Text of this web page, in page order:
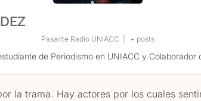
Pasante Radio UNIACC + posts
de Periodismo en UNIACC y Colaborador
la trama. Hay actores por los cuales